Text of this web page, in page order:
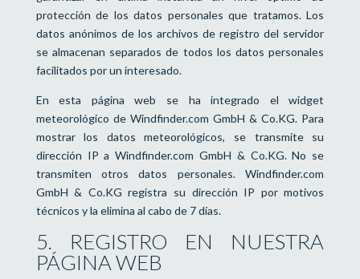
protección de los datos personales que tratamos. Los
datos anónimos de los archivos de registro del servidor
se almacenan separados de todos los datos personales
facilitados por un interesado.
En esta página web se ha integrado el widget
meteorológico de Windfinder.com GmbH & Co.KG. Para
mostrar los datos meteorológicos, se transmite su
dirección IP a Windfinder.com GmbH & Co.KG. No se
transmiten otros datos personales. Windfinder.com
GmbH & Co.KG registra su dirección IP por motivos
técnicos y la elimina al cabo de 7 días.
5. REGISTRO EN NUESTRA
PÁGINA WEB